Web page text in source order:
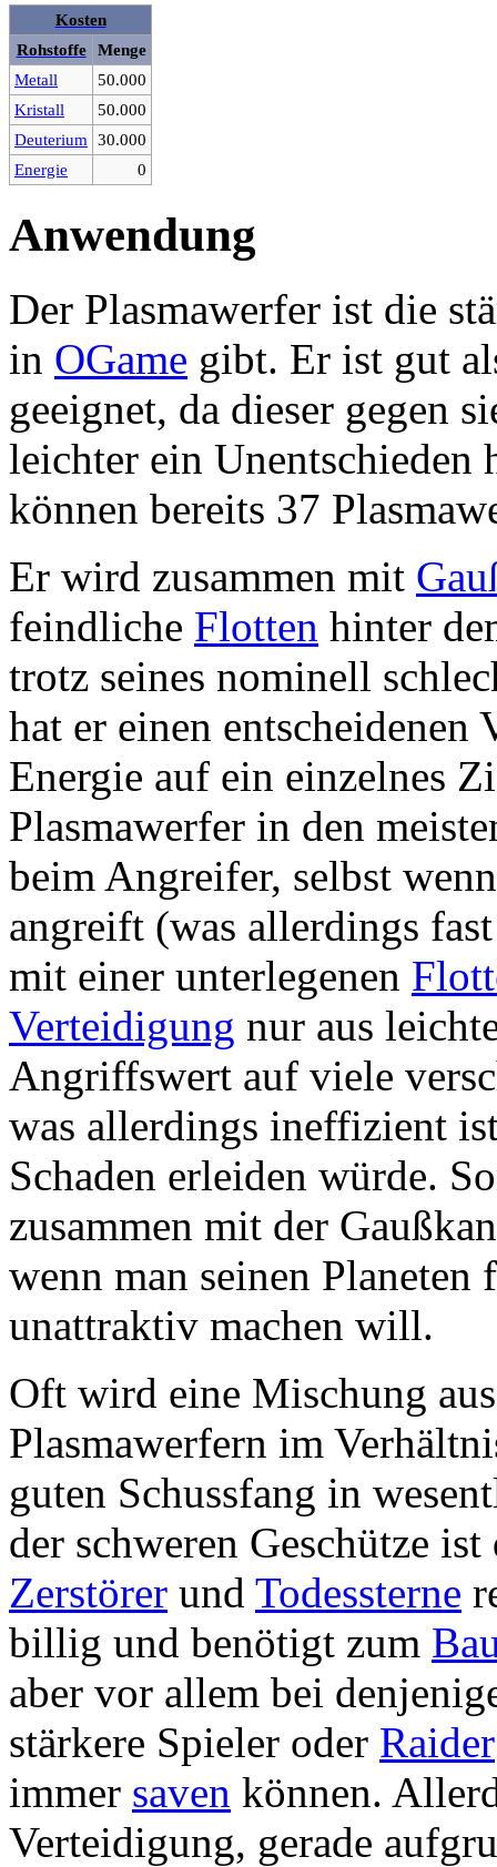
Kosten
Rohstoffe
Menge
Metall
50.000
Kristall
50.000
Deuterium 30.000
Energie
0
Anwendung
Der Plasmawerfer ist die
in OGame gibt. Er ist gut
geeignet, da dieser gegen
leichter ein Unentschieden
können bereits 37
Er wird zusammen mit
feindliche Flotten hinter
trotz seines nominell
hat er einen
Energie auf ein einzelnes
Plasmawerfer in den
beim Angreifer, selbst
angreift (was allerdings
mit einer unterlegenen
Verteidigung nur aus
Angriffswert auf viele
was allerdings ineffizient
Schaden erleiden würde.
zusammen mit der
wenn man seinen
unattraktiv machen will.
Oft wird eine Mischung
Plasmawerfern im
guten Schussfang in
der schweren Geschütze
Zerstörer und Todessterne
billig und benötigt zum
aber vor allem bei
stärkere Spieler oder Raider
immer saven können.
Verteidigung, gerade